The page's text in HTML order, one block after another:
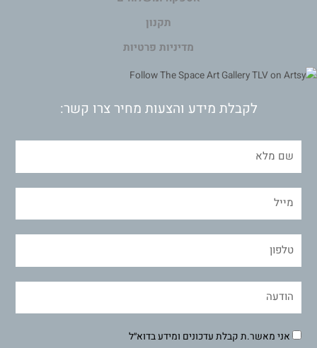
תקנון
מדיניות פרטיות
לקבלת מידע והצעות מחיר צרו קשר:
אני מאשר.ת קבלת עדכונים ומידע בדוא״ל